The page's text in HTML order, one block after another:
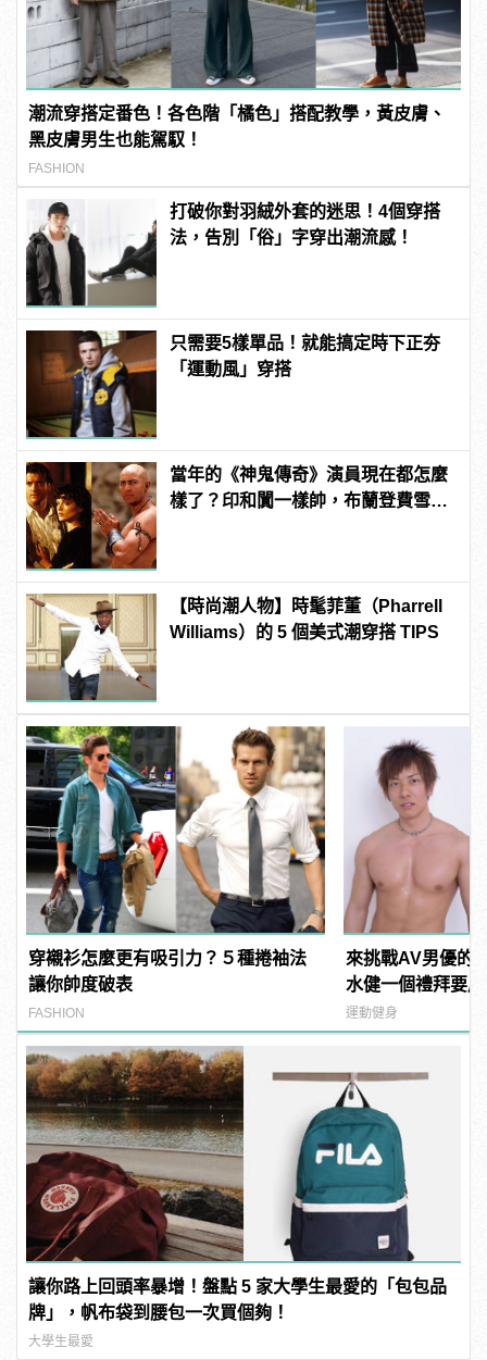
潮流穿搭定番色！各色階「橘色」搭配教學，黃皮膚、
黑皮膚男生也能駕馭！
FASHION
打破你對羽絨外套的迷思！4個穿搭
法，告別「俗」字穿出潮流感！
只需要5樣單品！就能搞定時下正夯
「運動風」穿搭
當年的《神鬼傳奇》演員現在都怎麼
樣了？印和闐一樣帥，布蘭登費雪大
【時尚潮人物】時髦菲董（Pharrell
Williams）的 5 個美式潮穿搭 TIPS
穿襯衫怎麼更有吸引力？５種捲袖法
讓你帥度破表
FASHION
來挑戰AV男優的
水健一個禮拜要
manfashion這樣
運動健身
讓你路上回頭率暴增！盤點 5 家大學生最愛的「包包品
牌」，帆布袋到腰包一次買個夠！
大學生最愛